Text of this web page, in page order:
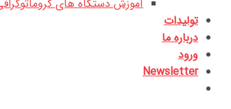
آموزش دستگاه های
تولیدات
درباره ما
ورود
Newsletter